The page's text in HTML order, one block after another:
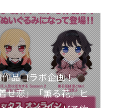
品コラボ企画！
せ恋」「薫る花」ヒ